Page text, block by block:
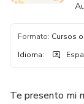
Formato: Cursos
Idioma:
Te presento mi